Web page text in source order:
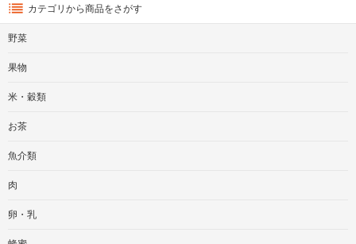
カテゴリから商品をさがす
野菜
果物
米・穀類
お茶
魚介類
肉
卵・乳